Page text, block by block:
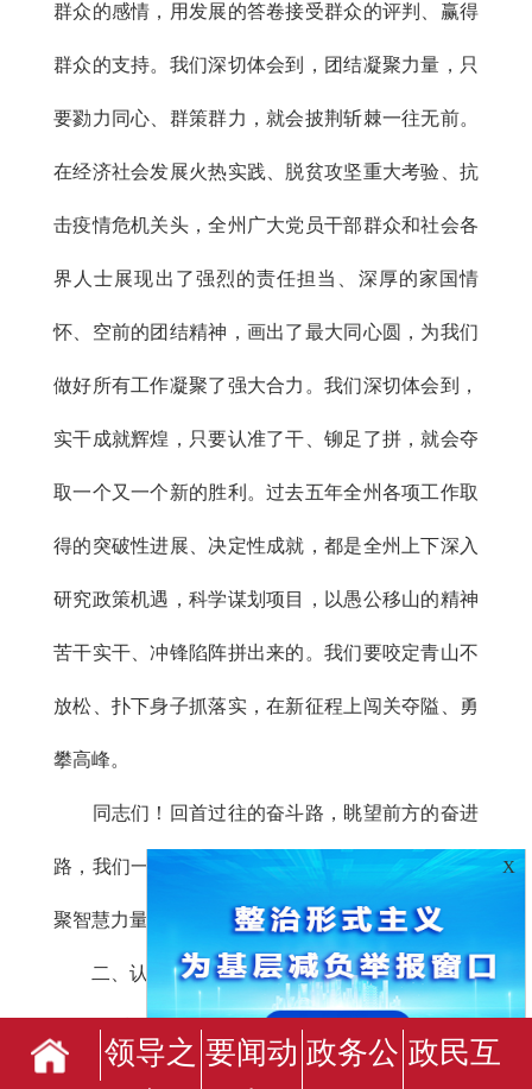
群众的感情，用发展的答卷接受群众的评判、赢得
群众的支持。我们深切体会到，团结凝聚力量，只
要勠力同心、群策群力，就会披荆斩棘一往无前。
在经济社会发展火热实践、脱贫攻坚重大考验、抗
击疫情危机关头，全州广大党员干部群众和社会各
界人士展现出了强烈的责任担当、深厚的家国情
怀、空前的团结精神，画出了最大同心圆，为我们
做好所有工作凝聚了强大合力。我们深切体会到，
实干成就辉煌，只要认准了干、铆足了拼，就会夺
取一个又一个新的胜利。过去五年全州各项工作取
得的突破性进展、决定性成就，都是全州上下深入
研究政策机遇，科学谋划项目，以愚公移山的精神
苦干实干、冲锋陷阵拼出来的。我们要咬定青山不
放松、扑下身子抓落实，在新征程上闯关夺隘、勇
攀高峰。
同志们！回首过往的奋斗路，眺望前方的奋进
路，我们一定要认清历史方位，担负重大使命，凝
聚智慧力量，谱写崭新篇章！
二、认清形势坚定信心，建设幸福美好新临夏
今后五年，是我们党在实现第一个百年奋斗目
标后，乘势而上向第二个百年奋斗目标进军、开启
领导之 要闻动 政务公 政民互
X